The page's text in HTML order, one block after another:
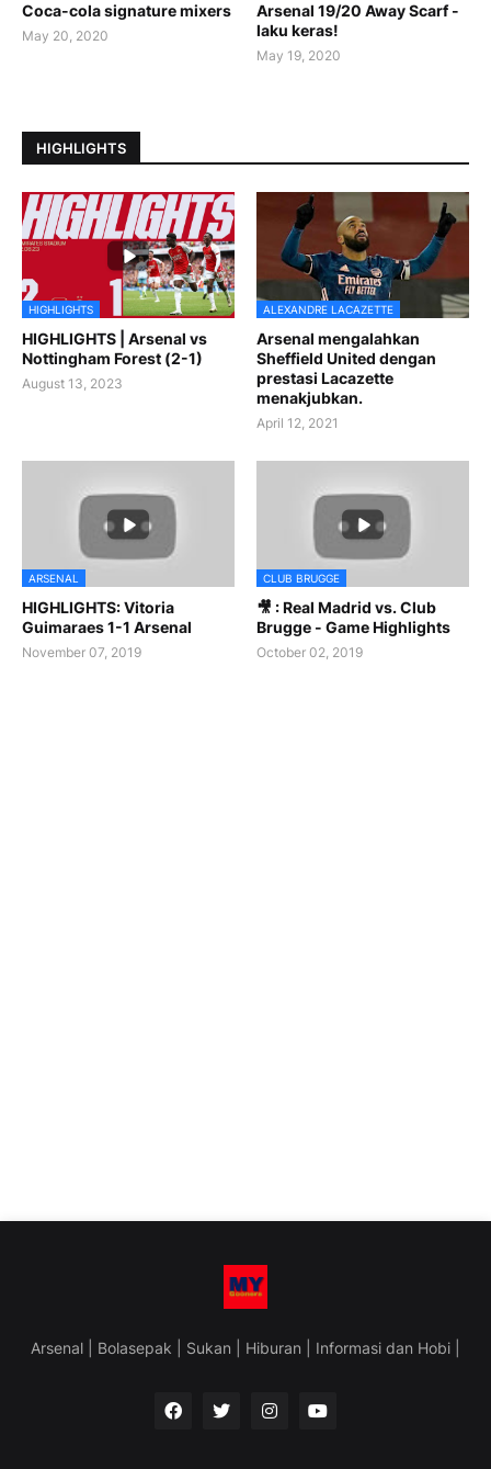
Coca-cola signature mixers
May 20, 2020
Arsenal 19/20 Away Scarf -
laku keras!
May 19, 2020
HIGHLIGHTS
HIGHLIGHTS
HIGHLIGHTS | Arsenal vs
Nottingham Forest (2-1)
August 13, 2023
ALEXANDRE LACAZETTE
Arsenal mengalahkan
Sheffield United dengan
prestasi Lacazette
menakjubkan.
April 12, 2021
ARSENAL
HIGHLIGHTS: Vitoria
Guimaraes 1-1 Arsenal
November 07, 2019
CLUB BRUGGE
🎥 : Real Madrid vs. Club
Brugge - Game Highlights
October 02, 2019
Arsenal | Bolasepak | Sukan | Hiburan | Informasi dan Hobi |